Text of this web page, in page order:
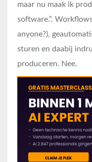
maar nu maak ik
software.”.
anyone?),
sturen en daabij
produceren. Nee.